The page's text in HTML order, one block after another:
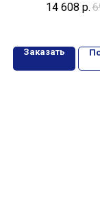
безупречный
14 608 р.
Заказать